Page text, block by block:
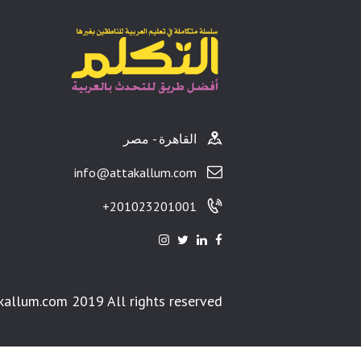
القاهرة - مصر
info@attakallum.com
201023201001+
2019 All rights reserved